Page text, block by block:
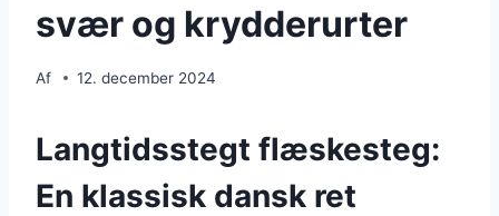
svær og krydderurter
Af 12. december 2024
Langtidsstegt flæskesteg:
En klassisk dansk ret